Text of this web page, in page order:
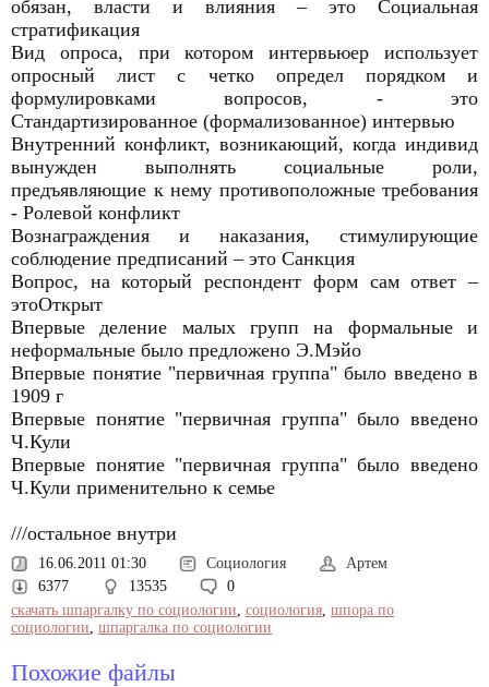
обязан, власти и влияния – это Социальная
стратификация
Вид опроса, при котором интервьюер использует
опросный лист с четко определ порядком и
формулировками вопросов, - это
Стандартизированное (формализованное) интервью
Внутренний конфликт, возникающий, когда индивид
вынужден выполнять социальные роли,
предъявляющие к нему противоположные требования
- Ролевой конфликт
Вознаграждения и наказания, стимулирующие
соблюдение предписаний – это Санкция
Вопрос, на который респондент форм сам ответ –
этоОткрыт
Впервые деление малых групп на формальные и
неформальные было предложено Э.Мэйо
Впервые понятие "первичная группа" было введено в
1909 г
Впервые понятие "первичная группа" было введено
Ч.Кули
Впервые понятие "первичная группа" было введено
Ч.Кули применительно к семье
///остальное внутри
16.06.2011 01:30 Социология
Артем
6377
13535
0
скачать шпаргалку по социологии, социология, шпора по
социологии, шпаргалка по социологии
Похожие файлы